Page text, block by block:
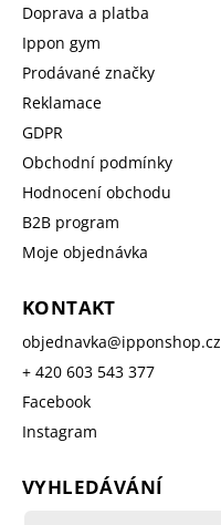
Doprava a platba
Ippon gym
Prodávané značky
Reklamace
GDPR
Obchodní podmínky
Hodnocení obchodu
B2B program
Moje objednávka
KONTAKT
objednavka@ipponshop.cz
+ 420 603 543 377
Facebook
Instagram
VYHLEDÁVÁNÍ